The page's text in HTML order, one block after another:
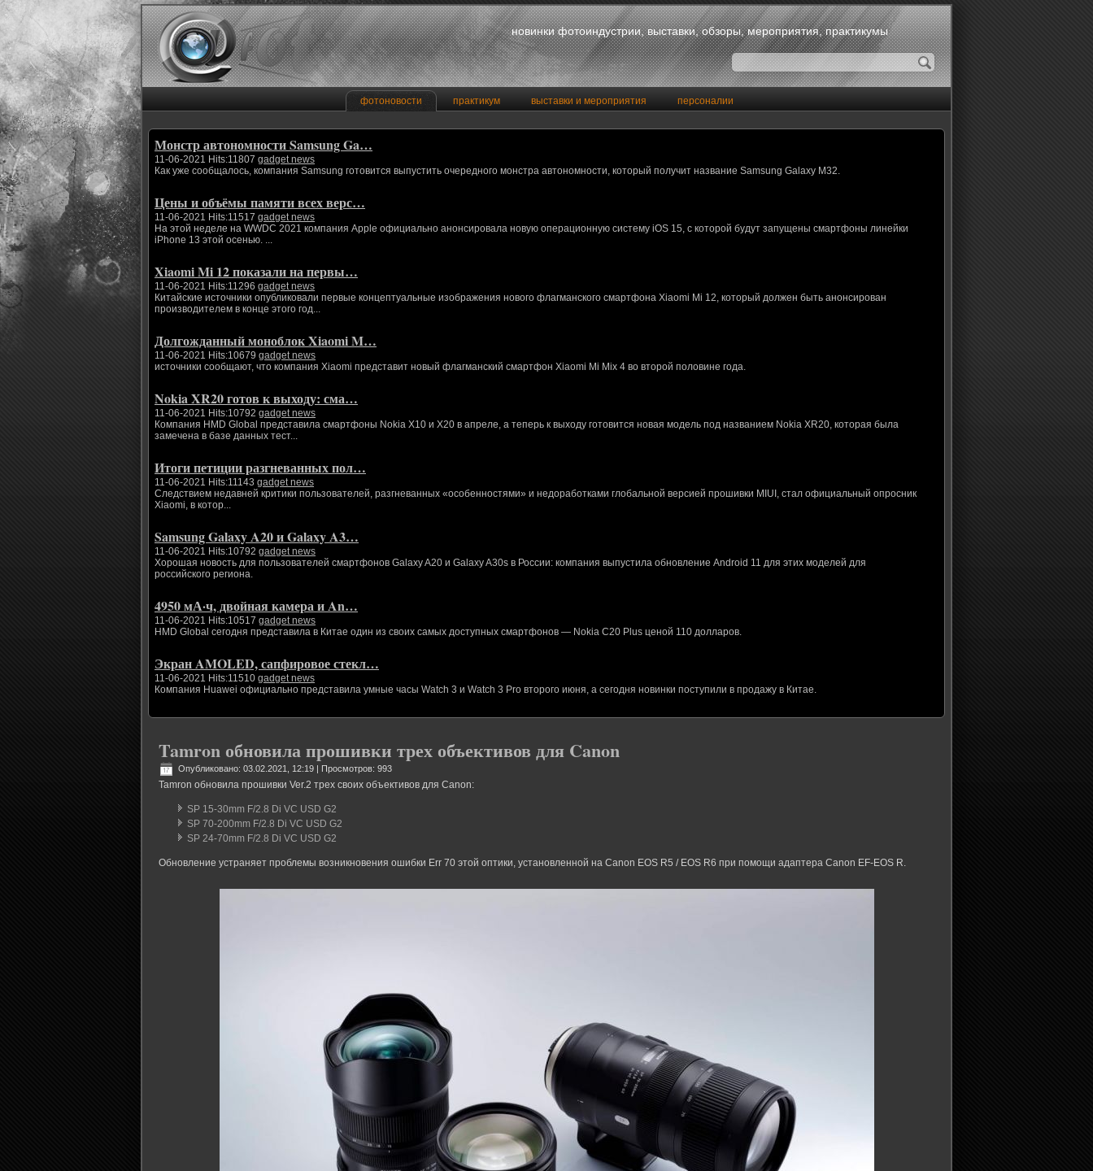
новинки фотоиндустрии, выставки, обзоры, мероприятия, практикумы
фотоновости практикум выставки и мероприятия персоналии
Монстр автономности Samsung Ga…
11-06-2021 Hits:11807 gadget news
Как уже сообщалось, компания Samsung готовится выпустить очередного монстра автономности, который получит название Samsung Galaxy M32.
Цены и объёмы памяти всех верс…
11-06-2021 Hits:11517 gadget news
На этой неделе на WWDC 2021 компания Apple официально анонсировала новую операционную систему iOS 15, с которой будут запущены смартфоны линейки
iPhone 13 этой осенью. ...
Xiaomi Mi 12 показали на первы…
11-06-2021 Hits:11296 gadget news
Китайские источники опубликовали первые концептуальные изображения нового флагманского смартфона Xiaomi Mi 12, который должен быть анонсирован
производителем в конце этого год...
Долгожданный моноблок Xiaomi M…
11-06-2021 Hits:10679 gadget news
источники сообщают, что компания Xiaomi представит новый флагманский смартфон Xiaomi Mi Mix 4 во второй половине года.
Nokia XR20 готов к выходу: сма…
11-06-2021 Hits:10792 gadget news
Компания HMD Global представила смартфоны Nokia X10 и X20 в апреле, а теперь к выходу готовится новая модель под названием Nokia XR20, которая была
замечена в базе данных тест...
Итоги петиции разгневанных пол…
11-06-2021 Hits:11143 gadget news
Следствием недавней критики пользователей, разгневанных «особенностями» и недоработками глобальной версией прошивки MIUI, стал официальный опросник
Xiaomi, в котор...
Samsung Galaxy A20 и Galaxy A3…
11-06-2021 Hits:10792 gadget news
Хорошая новость для пользователей смартфонов Galaxy A20 и Galaxy A30s в России: компания выпустила обновление Android 11 для этих моделей для
российского региона.
4950 мА·ч, двойная камера и An…
11-06-2021 Hits:10517 gadget news
HMD Global сегодня представила в Китае один из своих самых доступных смартфонов — Nokia C20 Plus ценой 110 долларов.
Экран AMOLED, сапфировое стекл…
11-06-2021 Hits:11510 gadget news
Компания Huawei официально представила умные часы Watch 3 и Watch 3 Pro второго июня, а сегодня новинки поступили в продажу в Китае.
Tamron обновила прошивки трех объективов для Canon
Опубликовано: 03.02.2021, 12:19 | Просмотров: 993
Tamron обновила прошивки Ver.2 трех своих объективов для Canon:
SP 15-30mm F/2.8 Di VC USD G2
SP 70-200mm F/2.8 Di VC USD G2
SP 24-70mm F/2.8 Di VC USD G2
Обновление устраняет проблемы возникновения ошибки Err 70 этой оптики, установленной на Canon EOS R5 / EOS R6 при помощи адаптера Canon EF-EOS R.